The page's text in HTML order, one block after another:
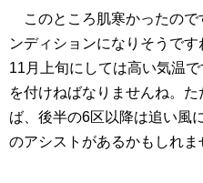
このところ肌寒かったので
ンディションになりそうです
11月上旬にしては高い気温
を付けねばなりませんね。
ば、後半の6区以降は追い風
のアシストがあるかもしれま